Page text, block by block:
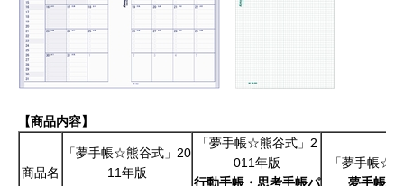
【商品内容】
商品名
「夢手帳☆熊谷式」20
11年版
「夢手帳☆熊谷式」2
011年版
行動手帳・思考手帳パ
「夢手帳☆
夢手帳パ